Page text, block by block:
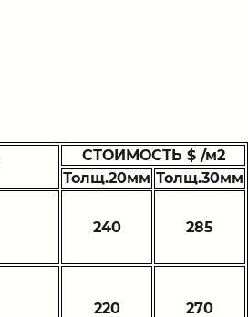
СТОИМОСТЬ $ /м2
Толщ.20мм Толщ.30мм
240 285
220 270